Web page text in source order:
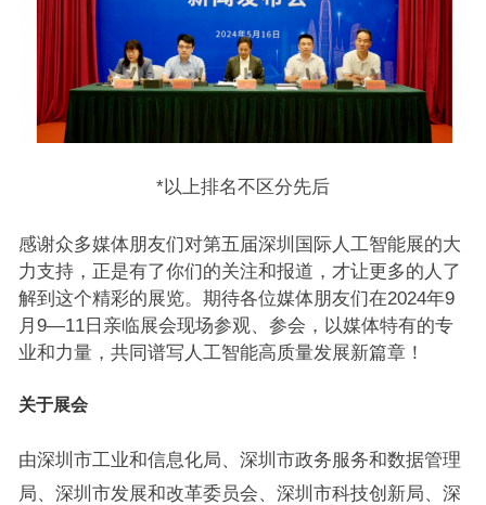
*以上排名不区分先后
感谢众多媒体朋友们对第五届深圳国际人工智能展的大
力支持，正是有了你们的关注和报道，才让更多的人了
解到这个精彩的展览。期待各位媒体朋友们在2024年9
月9—11日亲临展会现场参观、参会，以媒体特有的专
业和力量，共同谱写人工智能高质量发展新篇章！
关于展会
由深圳市工业和信息化局、深圳市政务服务和数据管理
局、深圳市发展和改革委员会、深圳市科技创新局、深